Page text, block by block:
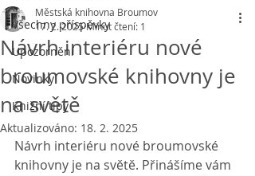
Všechny příspěvky
Upozornění
Novinky
Knižní tipy
Návrh interiéru nové
broumovské knihovny je
na světě
Městská knihovna Broumov
17. 2. 2025 Minut čtení: 1
Aktualizováno: 18. 2. 2025
Návrh interiéru nové broumovské
knihovny je na světě. Přinášíme vám